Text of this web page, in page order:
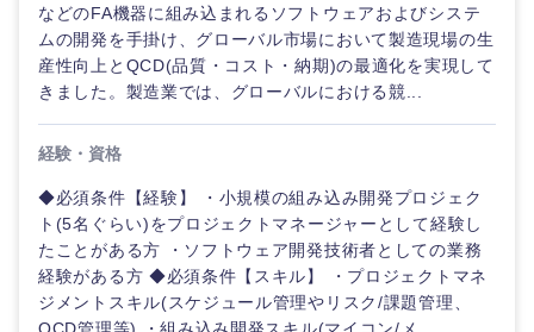
などのFA機器に組み込まれるソフトウェアおよびシステ
ムの開発を手掛け、グローバル市場において製造現場の生
産性向上とQCD(品質・コスト・納期)の最適化を実現して
きました。製造業では、グローバルにおける競...
経験・資格
◆必須条件【経験】 ・小規模の組み込み開発プロジェク
ト(5名ぐらい)をプロジェクトマネージャーとして経験し
たことがある方 ・ソフトウェア開発技術者としての業務
経験がある方 ◆必須条件【スキル】 ・プロジェクトマネ
ジメントスキル(スケジュール管理やリスク/課題管理、